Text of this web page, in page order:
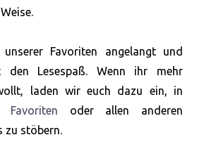
Favoriten angelangt und
den Lesespaß. Wenn ihr mehr
laden wir euch dazu ein, in
Favoriten oder allen anderen
zu stöbern.